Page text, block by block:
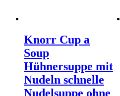
Knorr Cup a
Soup
Hühnersuppe mit
Nudeln schnelle
Nudelsuppe ohne